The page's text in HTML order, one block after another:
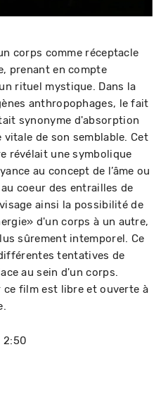
corps comme réceptacle
prenant en compte
rituel mystique. Dans la
anthropophages, le fait
synonyme d'absorption
de son semblable. Cet
révélait une symbolique
au concept de l’âme ou
coeur des entrailles de
ainsi la possibilité de
d'un corps à un autre,
sûrement intemporel. Ce
tentatives de
au sein d'un corps.
ce film est libre et ouverte à
2:50